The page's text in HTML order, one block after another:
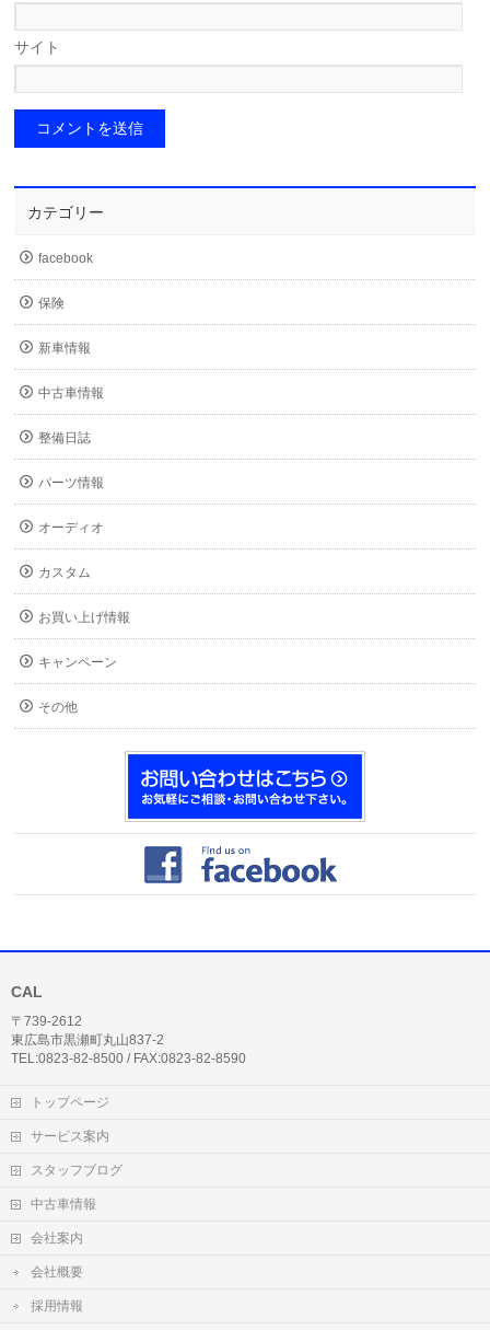
サイト
カテゴリー
facebook
保険
新車情報
中古車情報
整備日誌
パーツ情報
オーディオ
カスタム
お買い上げ情報
キャンペーン
その他
CAL
〒739-2612
東広島市黒瀬町丸山837-2
TEL:0823-82-8500 / FAX:0823-82-8590
トップページ
サービス案内
スタッフブログ
中古車情報
会社案内
会社概要
採用情報